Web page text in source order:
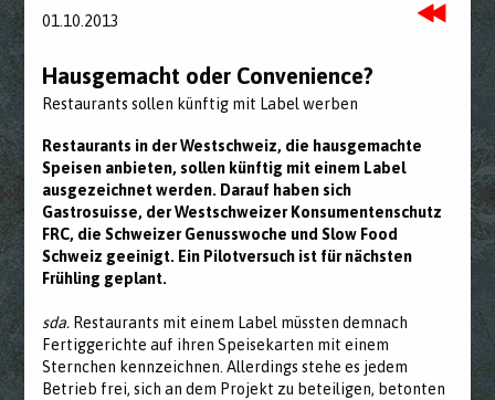
01.10.2013
Hausgemacht oder Convenience?
Restaurants sollen künftig mit Label werben
Restaurants in der Westschweiz, die hausgemachte
Speisen anbieten, sollen künftig mit einem Label
ausgezeichnet werden. Darauf haben sich
Gastrosuisse, der Westschweizer Konsumentenschutz
FRC, die Schweizer Genusswoche und Slow Food
Schweiz geeinigt. Ein Pilotversuch ist für nächsten
Frühling geplant.
sda. Restaurants mit einem Label müssten demnach
Fertiggerichte auf ihren Speisekarten mit einem
Sternchen kennzeichnen. Allerdings stehe es jedem
Betrieb frei, sich an dem Projekt zu beteiligen, betonten